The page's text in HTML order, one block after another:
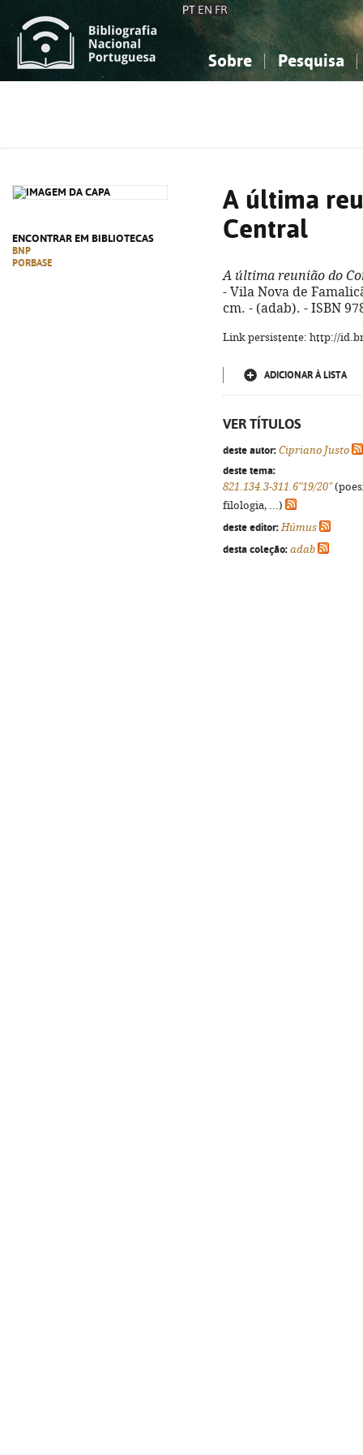
PT EN FR
Sobre Pesquisa
ENCONTRAR EM BIBLIOTECAS
BNP
PORBASE
A última
Central
A última reunião do
- Vila Nova de
cm. - (adab). - ISBN
Link persistente: http://
ADICIONAR À LISTA
VER TÍTULOS
deste autor: Cipriano Justo
deste tema:
821.134.3-311.6"19/20"
filologia, ...)
deste editor: Húmus
desta coleção: adab